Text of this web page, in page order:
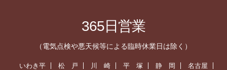
365日営業
（電気点検や悪天候等による臨時休業日は除く）
いわき平 松 戸 川 崎 平 塚 静 岡
名古屋